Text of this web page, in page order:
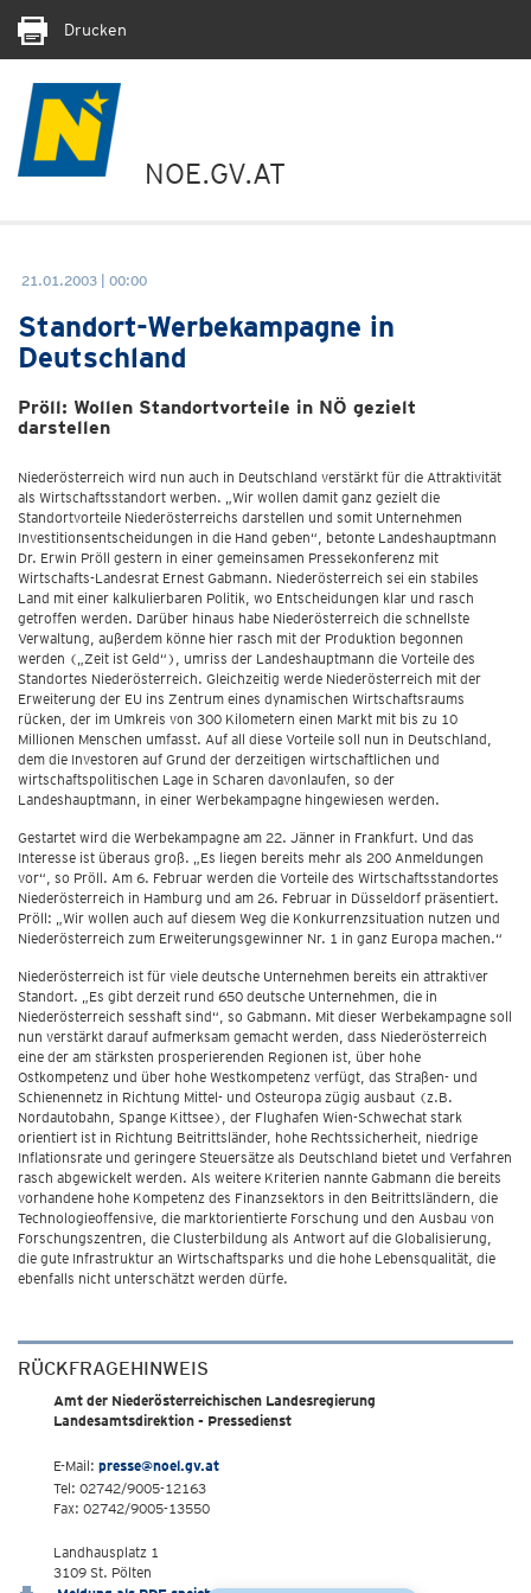
Drucken
NOE.GV.AT
21.01.2003 | 00:00
Standort-Werbekampagne in
Deutschland
Pröll: Wollen Standortvorteile in NÖ gezielt
darstellen
Niederösterreich wird nun auch in Deutschland verstärkt für die Attraktivität
als Wirtschaftsstandort werben. „Wir wollen damit ganz gezielt die
Standortvorteile Niederösterreichs darstellen und somit Unternehmen
Investitionsentscheidungen in die Hand geben“, betonte Landeshauptmann
Dr. Erwin Pröll gestern in einer gemeinsamen Pressekonferenz mit
Wirtschafts-Landesrat Ernest Gabmann. Niederösterreich sei ein stabiles
Land mit einer kalkulierbaren Politik, wo Entscheidungen klar und rasch
getroffen werden. Darüber hinaus habe Niederösterreich die schnellste
Verwaltung, außerdem könne hier rasch mit der Produktion begonnen
werden („Zeit ist Geld“), umriss der Landeshauptmann die Vorteile des
Standortes Niederösterreich. Gleichzeitig werde Niederösterreich mit der
Erweiterung der EU ins Zentrum eines dynamischen Wirtschaftsraums
rücken, der im Umkreis von 300 Kilometern einen Markt mit bis zu 10
Millionen Menschen umfasst. Auf all diese Vorteile soll nun in Deutschland,
dem die Investoren auf Grund der derzeitigen wirtschaftlichen und
wirtschaftspolitischen Lage in Scharen davonlaufen, so der
Landeshauptmann, in einer Werbekampagne hingewiesen werden.
Gestartet wird die Werbekampagne am 22. Jänner in Frankfurt. Und das
Interesse ist überaus groß. „Es liegen bereits mehr als 200 Anmeldungen
vor“, so Pröll. Am 6. Februar werden die Vorteile des Wirtschaftsstandortes
Niederösterreich in Hamburg und am 26. Februar in Düsseldorf präsentiert.
Pröll: „Wir wollen auch auf diesem Weg die Konkurrenzsituation nutzen und
Niederösterreich zum Erweiterungsgewinner Nr. 1 in ganz Europa machen.“
Niederösterreich ist für viele deutsche Unternehmen bereits ein attraktiver
Standort. „Es gibt derzeit rund 650 deutsche Unternehmen, die in
Niederösterreich sesshaft sind“, so Gabmann. Mit dieser Werbekampagne soll
nun verstärkt darauf aufmerksam gemacht werden, dass Niederösterreich
eine der am stärksten prosperierenden Regionen ist, über hohe
Ostkompetenz und über hohe Westkompetenz verfügt, das Straßen- und
Schienennetz in Richtung Mittel- und Osteuropa zügig ausbaut (z.B.
Nordautobahn, Spange Kittsee), der Flughafen Wien-Schwechat stark
orientiert ist in Richtung Beitrittsländer, hohe Rechtssicherheit, niedrige
Inflationsrate und geringere Steuersätze als Deutschland bietet und Verfahren
rasch abgewickelt werden. Als weitere Kriterien nannte Gabmann die bereits
vorhandene hohe Kompetenz des Finanzsektors in den Beitrittsländern, die
Technologieoffensive, die marktorientierte Forschung und den Ausbau von
Forschungszentren, die Clusterbildung als Antwort auf die Globalisierung,
die gute Infrastruktur an Wirtschaftsparks und die hohe Lebensqualität, die
ebenfalls nicht unterschätzt werden dürfe.
RÜCKFRAGEHINWEIS
Amt der Niederösterreichischen Landesregierung
Landesamtsdirektion - Pressedienst
E-Mail: presse@noel.gv.at
Tel: 02742/9005-12163
Fax: 02742/9005-13550
Landhausplatz 1
3109 St. Pölten